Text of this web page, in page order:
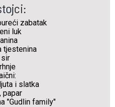
zabatak
luk
tjestenina
sir
i slatka
papar
"Gudlin family"